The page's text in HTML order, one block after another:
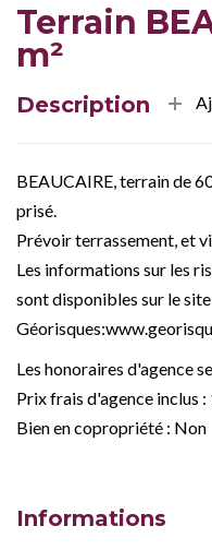
Terrain
m²
Description
BEAUCAIRE, terrain de
prisé.
Prévoir terrassement, et
Les informations sur les
sont disponibles sur le site
Les honoraires d'agence
Prix frais d'agence inclus
Bien en copropriété : Non
Informations